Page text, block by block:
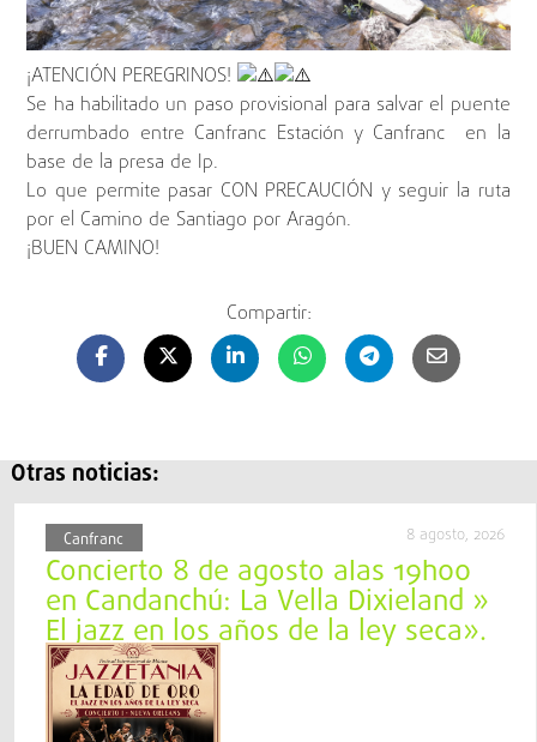
¡ATENCIÓN PEREGRINOS!
Se ha habilitado un paso provisional para salvar el puente
derrumbado entre Canfranc Estación y Canfranc en la
base de la presa de Ip.
Lo que permite pasar CON PRECAUCIÓN y seguir la ruta
por el Camino de Santiago por Aragón.
¡BUEN CAMINO!
Compartir:
Otras noticias:
Canfranc 8 agosto, 2026
Concierto 8 de agosto alas 19h00
en Candanchú: La Vella Dixieland »
El jazz en los años de la ley seca».